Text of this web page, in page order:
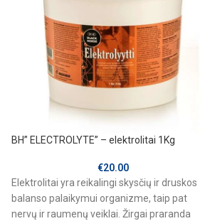
BH” ELECTROLYTE” – elektrolitai 1Kg
€20.00
Elektrolitai yra reikalingi skysčių ir druskos
balanso palaikymui organizme, taip pat
nervų ir raumenų veiklai. Žirgai praranda